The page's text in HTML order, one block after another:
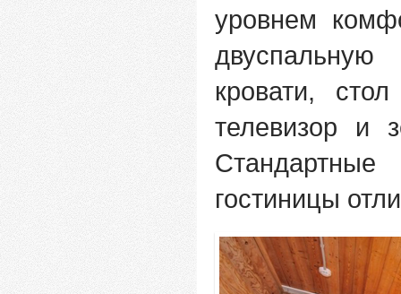
уровнем
кровати,
телевизор и
гостиницы